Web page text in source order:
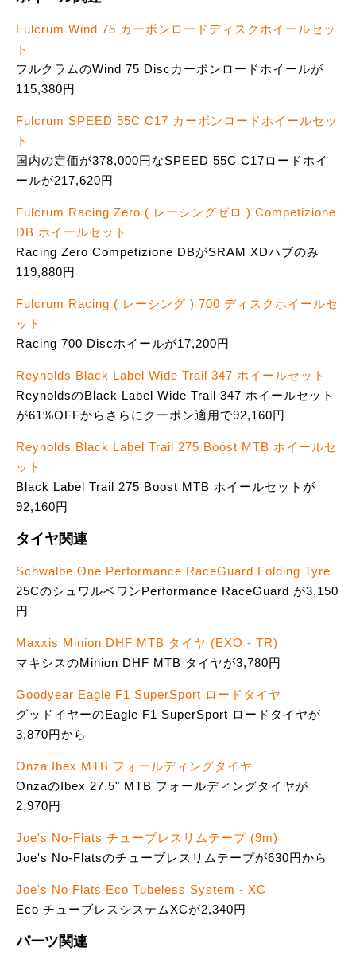
Fulcrum Wind 75 カーボンロードディスクホイールセッ
ト
フルクラムのWind 75 Discカーボンロードホイールが
115,380円
Fulcrum SPEED 55C C17 カーボンロードホイールセッ
ト
国内の定価が378,000円なSPEED 55C C17ロードホイ
ールが217,620円
Fulcrum Racing Zero ( レーシングゼロ ) Competizione
DB ホイールセット
Racing Zero Competizione DBがSRAM XDハブのみ
119,880円
Fulcrum Racing ( レーシング ) 700 ディスクホイールセ
ット
Racing 700 Discホイールが17,200円
Reynolds Black Label Wide Trail 347 ホイールセット
ReynoldsのBlack Label Wide Trail 347 ホイールセット
が61%OFFからさらにクーポン適用で92,160円
Reynolds Black Label Trail 275 Boost MTB ホイールセ
ット
Black Label Trail 275 Boost MTB ホイールセットが
92,160円
タイヤ関連
Schwalbe One Performance RaceGuard Folding Tyre
25CのシュワルベワンPerformance RaceGuard が3,150
円
Maxxis Minion DHF MTB タイヤ (EXO - TR)
マキシスのMinion DHF MTB タイヤが3,780円
Goodyear Eagle F1 SuperSport ロードタイヤ
グッドイヤーのEagle F1 SuperSport ロードタイヤが
3,870円から
Onza Ibex MTB フォールディングタイヤ
OnzaのIbex 27.5" MTB フォールディングタイヤが
2,970円
Joe's No-Flats チューブレスリムテープ (9m)
Joe's No-Flatsのチューブレスリムテープが630円から
Joe's No Flats Eco Tubeless System - XC
Eco チューブレスシステムXCが2,340円
パーツ関連